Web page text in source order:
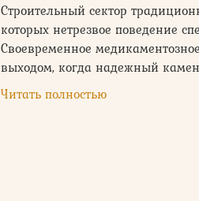
Строительный сектор
которых нетрезвое поведение
Своевременное
выходом, когда надежный
Читать полностью